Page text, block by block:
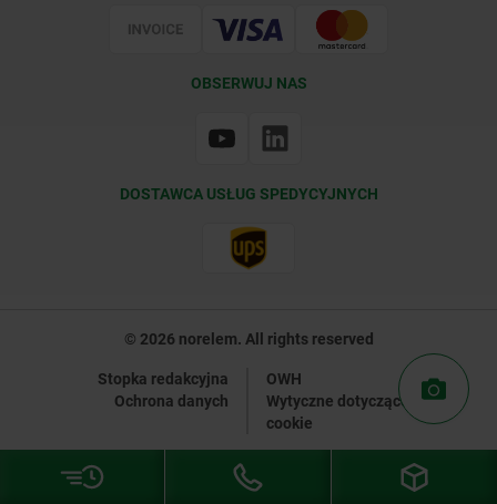
OBSERWUJ NAS
DOSTAWCA USŁUG SPEDYCYJNYCH
© 2026 norelem. All rights reserved
Stopka redakcyjna
OWH
Ochrona danych
Wytyczne dotyczące plików
cookie